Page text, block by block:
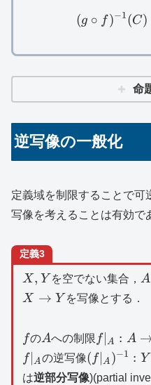
(g ∘ f)−1(C)
命
逆写像の一般化
定義域を制限することで可
写像を考えることは有効で
定義3
X,Y
X , Y を空でない集合， A
A
X → Y を写像とする．
ffのA
Aへの制限
Y
f∣ A : A
f∣ Aの逆写像(f|_A)^{-
A
( f∣ A )−1 : Y
は逆部分写像)(partial